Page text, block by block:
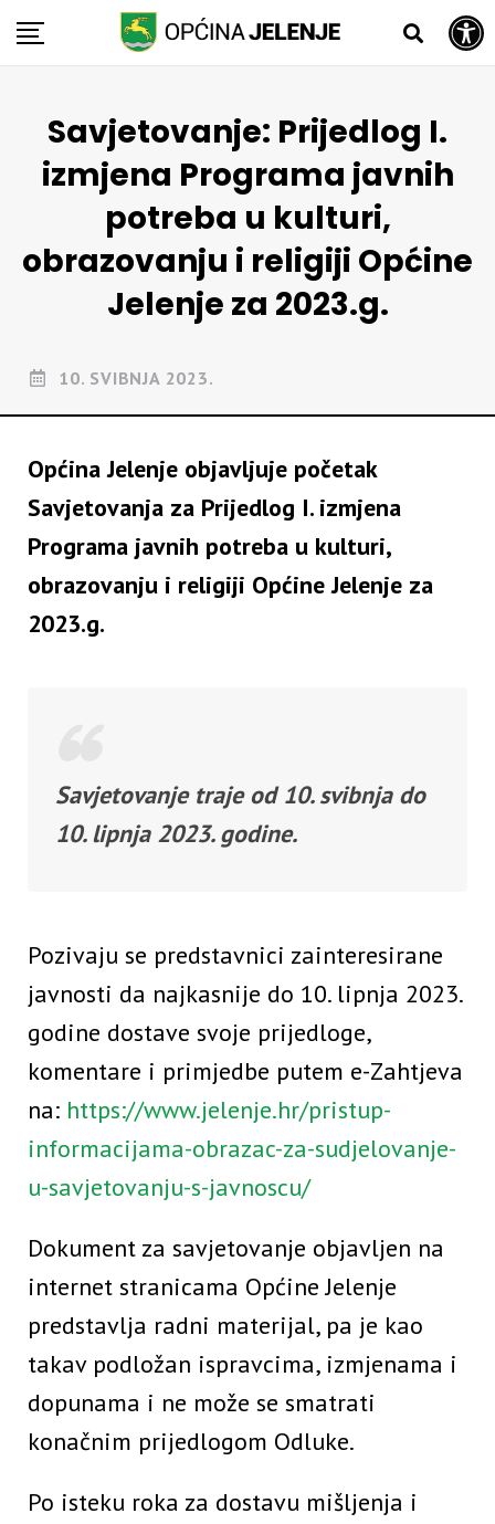
Open toolbar
Skip
Savjetovanje: Prijedlog I.
izmjena Programa javnih
potreba u kulturi,
obrazovanju i religiji Općine
Jelenje za 2023.g.
10. SVIBNJA 2023.
Općina Jelenje objavljuje početak
Savjetovanja za Prijedlog I. izmjena
Programa javnih potreba u kulturi,
obrazovanju i religiji Općine Jelenje za
2023.g.
Savjetovanje traje od 10. svibnja do
10. lipnja 2023. godine.
Pozivaju se predstavnici zainteresirane
javnosti da najkasnije do 10. lipnja 2023.
godine dostave svoje prijedloge,
komentare i primjedbe putem e-Zahtjeva
na: https://www.jelenje.hr/pristup-
informacijama-obrazac-za-sudjelovanje-
u-savjetovanju-s-javnoscu/
Dokument za savjetovanje objavljen na
internet stranicama Općine Jelenje
predstavlja radni materijal, pa je kao
takav podložan ispravcima, izmjenama i
dopunama i ne može se smatrati
konačnim prijedlogom Odluke.
Po isteku roka za dostavu mišljenja i